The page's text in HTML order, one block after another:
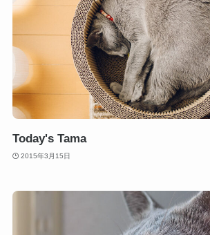
Today's Tama
2015年3月15日